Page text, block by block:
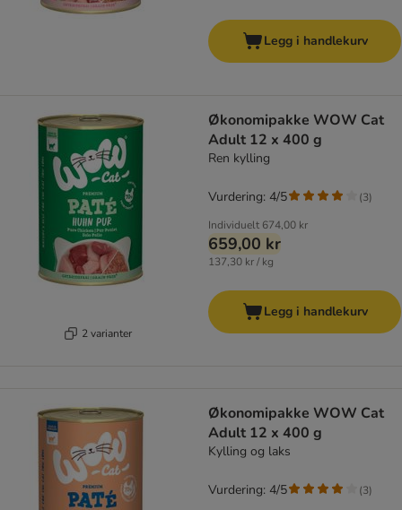
Legg i handlekurv
2 varianter
Økonomipakke WOW Cat
Adult 12 x 400 g
Ren kylling
Individuelt 674,00 kr
659,00 kr
137,30 kr / kg
Vurdering: 4/5 (3)
Legg i handlekurv
Økonomipakke WOW Cat
Adult 12 x 400 g
Kylling og laks
Vurdering: 4/5 (3)